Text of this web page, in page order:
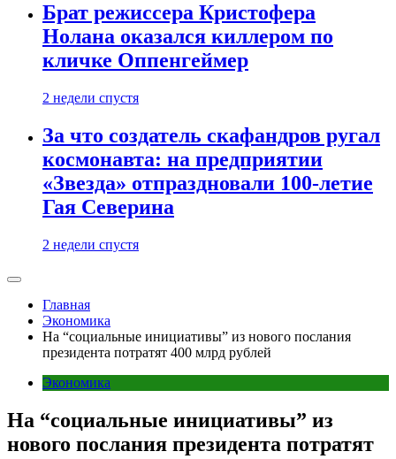
Брат режиссера Кристофера
Нолана оказался киллером по
кличке Оппенгеймер
2 недели спустя
За что создатель скафандров ругал
космонавта: на предприятии
«Звезда» отпраздновали 100-летие
Гая Северина
2 недели спустя
Главная
Экономика
На “социальные инициативы” из нового послания
президента потратят 400 млрд рублей
Экономика
На “социальные инициативы” из
нового послания президента потратят